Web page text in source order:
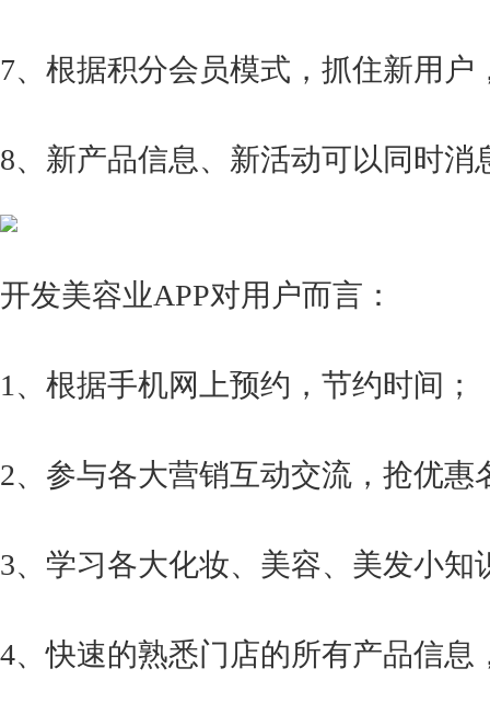
7、根据积分会员模式，抓住新用户
8、新产品信息、新活动可以同时消
开发美容业APP对用户而言：
1、根据手机网上预约，节约时间；
2、参与各大营销互动交流，抢优惠
3、学习各大化妆、美容、美发小知
4、快速的熟悉门店的所有产品信息